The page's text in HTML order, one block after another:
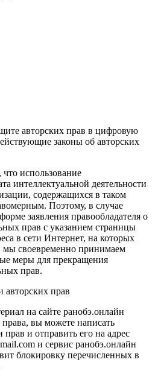
авторских прав в цифровую
законы об авторских
использование
интеллектуальной деятельности
содержащихся в таком
Поэтому, в случае
заявления правообладателя о
прав с указанием страницы
в сети Интернет, на которых
мы своевременно принимаем
меры для прекращения
прав.
прав
на сайте ранобэ.онлайн
вы можете написать
и отправить его на адрес
и сервис ранобэ.онлайн
блокировку перечисленных в